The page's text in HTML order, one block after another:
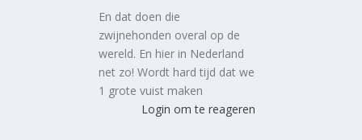
En dat doen die
zwijnehonden overal op de
wereld. En hier in Nederland
net zo! Wordt hard tijd dat we
1 grote vuist maken
Login om te reageren